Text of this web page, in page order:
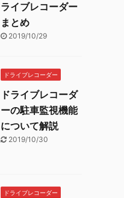
ライブレコーダー
まとめ
2019/10/29
ドライブレコーダー
ドライブレコーダ
ーの駐車監視機能
について解説
2019/10/30
ドライブレコーダー